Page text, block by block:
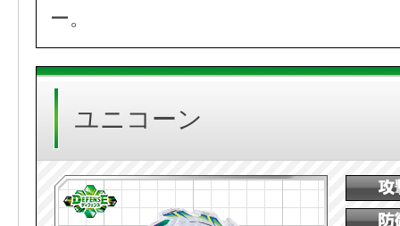
ー。
ユニコーン